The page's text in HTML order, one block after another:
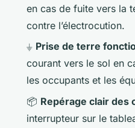
en cas de fuite vers la
contre l’électrocution.
⏚ Prise de terre
courant vers le sol en
les occupants et les
📦 Repérage clair des
interrupteur sur le